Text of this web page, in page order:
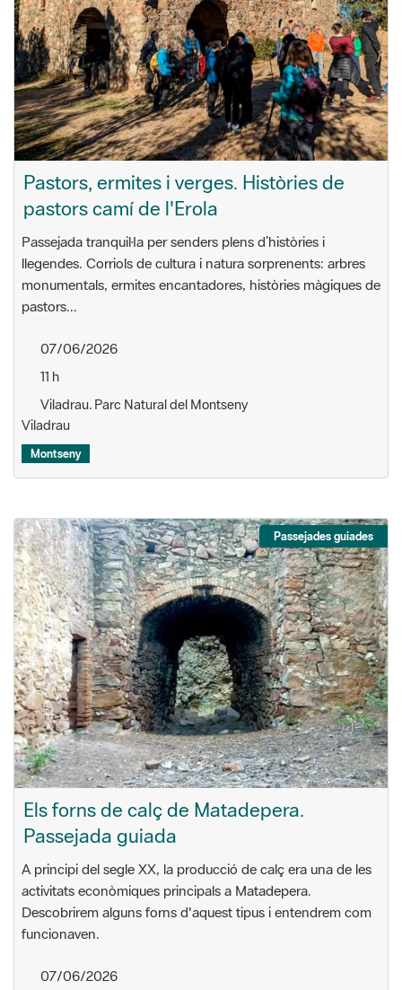
Pastors, ermites i verges. Històries de
pastors camí de l'Erola
Passejada tranquil·la per senders plens d’històries i
llegendes. Corriols de cultura i natura sorprenents: arbres
monumentals, ermites encantadores, històries màgiques de
pastors...
07/06/2026
11 h
Viladrau. Parc Natural del Montseny
Viladrau
Montseny
Passejades guiades
Els forns de calç de Matadepera.
Passejada guiada
A principi del segle XX, la producció de calç era una de les
activitats econòmiques principals a Matadepera.
Descobrirem alguns forns d'aquest tipus i entendrem com
funcionaven.
07/06/2026